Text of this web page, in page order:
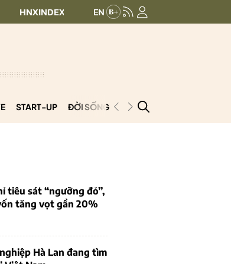
292.64 UPCOMINDEX:
START-UP ĐỜI SỐNG PODCAST
tiêu sát “ngưỡng đỏ”,
tăng vọt gần 20%
Hà Lan đang tìm